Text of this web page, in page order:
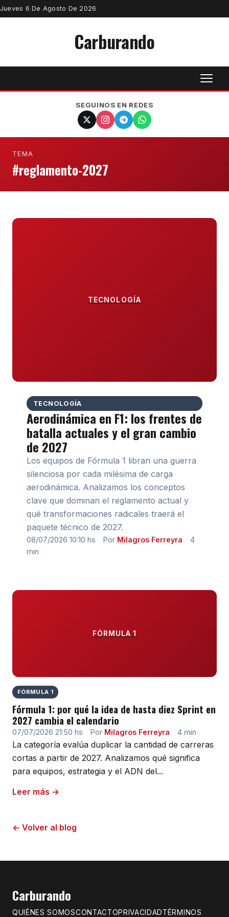
Jueves 6 De Agosto De 2026
Carburando
SEGUINOS EN REDES
TEMA
#reglamento-2027
TECNOLOGÍA
TECNOLOGÍA
Aerodinámica en F1: los frentes de
batalla actuales y el gran cambio
de 2027
Los equipos de Fórmula 1 libran una guerra
silenciosa por cada milésima de carga
aerodinámica. Analizamos los conceptos
clave que dominan el reglamento actual y
qué transformaciones radicales traerá el
paquete técnico de 2027.
08/07/2026 10:10 hs · Por Milagros Ferreyra · 4
min
FÓRMULA 1
FÓRMULA 1
Fórmula 1: por qué la idea de hasta diez Sprint en
2027 cambia el calendario
07/07/2026 21:50 hs · Por Milagros Ferreyra · 4 min
La categoría evalúa duplicar la cantidad de carreras
cortas a partir de 2027. Analizamos qué significa
para equipos, estrategia y el ADN del...
Leer más →
← Volver al blog
Carburando
QUIÉNES SOMOSCONTACTOPRIVACIDADTÉRMINOS